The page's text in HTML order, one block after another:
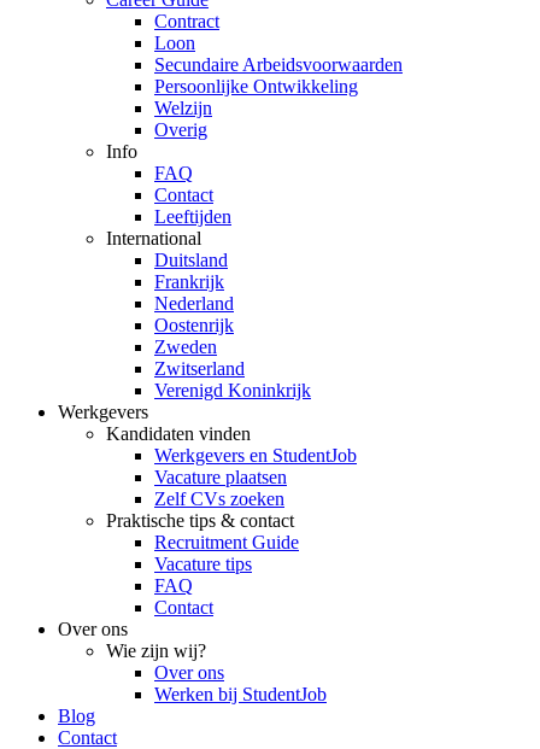
Contract
Loon
Secundaire Arbeidsvoorwaarden
Persoonlijke Ontwikkeling
Welzijn
Overig
Info
FAQ
Contact
Leeftijden
International
Duitsland
Frankrijk
Nederland
Oostenrijk
Zweden
Zwitserland
Verenigd Koninkrijk
Werkgevers
Kandidaten vinden
Werkgevers en StudentJob
Vacature plaatsen
Zelf CVs zoeken
Praktische tips & contact
Recruitment Guide
Vacature tips
FAQ
Contact
Over ons
Wie zijn wij?
Over ons
Werken bij StudentJob
Blog
Contact